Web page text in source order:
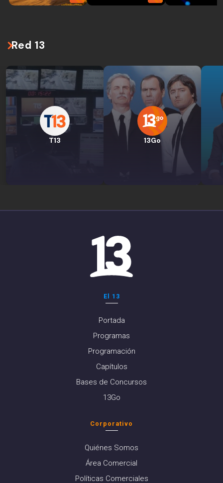
Red 13
T13 13Go
El 13
Portada
Programas
Programación
Capítulos
Bases de Concursos
13Go
Corporativo
Quiénes Somos
Área Comercial
Políticas Comerciales